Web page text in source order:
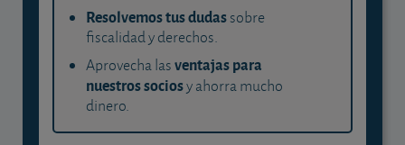
Resolvemos tus dudassobre
fiscalidad y derechos.
Aprovecha lasventajas para
nuestros sociosy ahorra mucho
dinero.